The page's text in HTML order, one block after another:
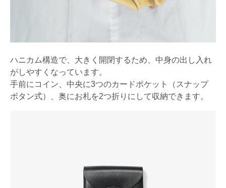
ハニカム構造で、大きく開閉するため、中身の出し入れ
がしやすくなっています。
手前にコイン、中央に3つのカードポケット（スナップ
ボタン式）、奥にお札を2つ折りにして収納できます。